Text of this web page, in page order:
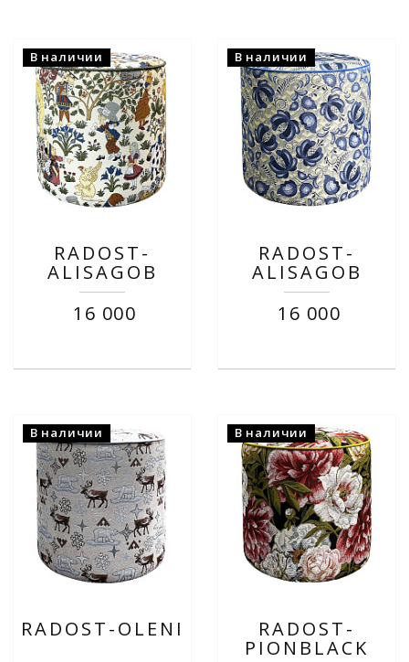
В наличии
RADOST-
ALISAGOB
16 000
В наличии
RADOST-
ALISAGOB
16 000
В наличии
RADOST-OLENI
В наличии
RADOST-
PIONBLACK